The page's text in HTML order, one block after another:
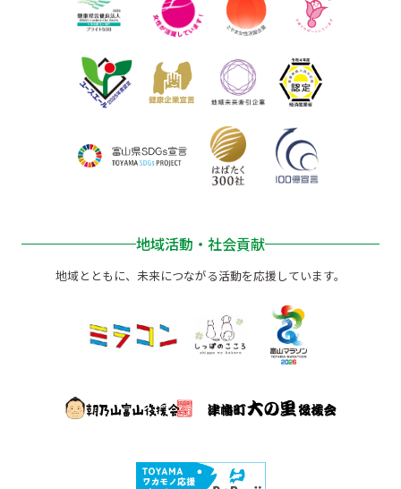
地域活動・社会貢献
地域とともに、未来につながる活動を応援しています。